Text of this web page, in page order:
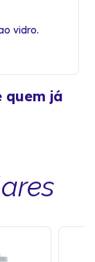
vidro.
quem já